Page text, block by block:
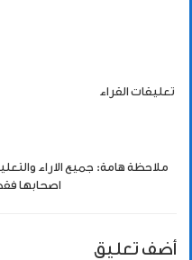
تعليقات القراء
ملاحظة هامة: جميع الاراء
اصحابها
أضف تعليق